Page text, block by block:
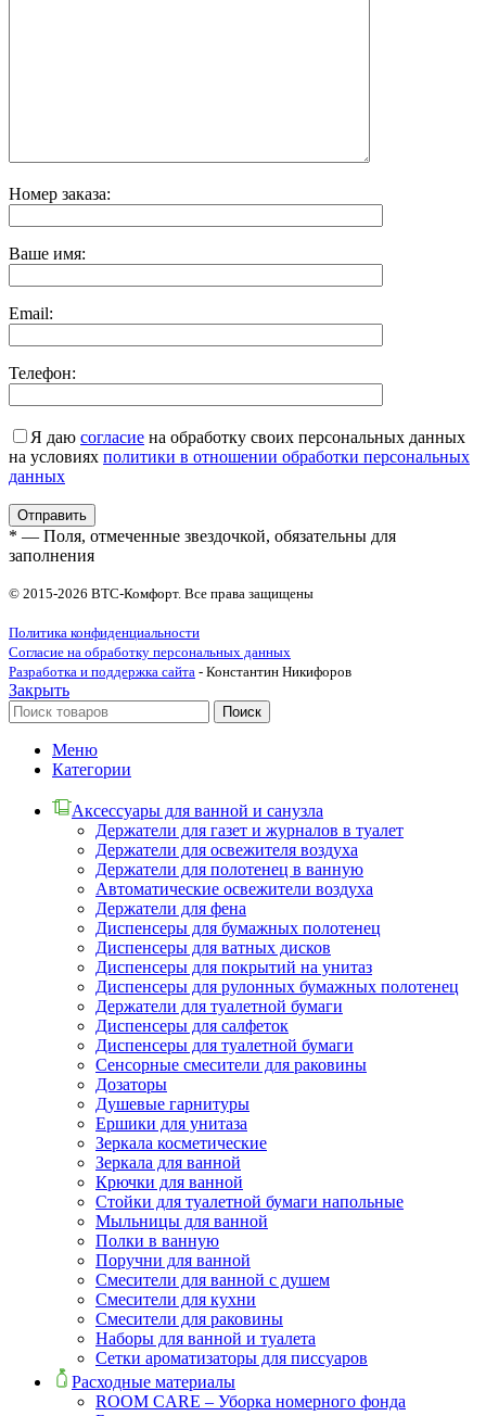
Номер заказа:
Ваше имя:
Email:
Телефон:
Я даю согласие на обработку своих персональных данных
на условиях политики в отношении обработки персональных
данных
* — Поля, отмеченные звездочкой, обязательны для
заполнения
© 2015-2026 ВТС-Комфорт. Все права защищены
Политика конфиденциальности
Согласие на обработку персональных данных
Разработка и поддержка сайта - Константин Никифоров
Закрыть
Поиск
Меню
Категории
Аксессуары для ванной и санузла
Держатели для газет и журналов в туалет
Держатели для освежителя воздуха
Держатели для полотенец в ванную
Автоматические освежители воздуха
Держатели для фена
Диспенсеры для бумажных полотенец
Диспенсеры для ватных дисков
Диспенсеры для покрытий на унитаз
Диспенсеры для рулонных бумажных полотенец
Держатели для туалетной бумаги
Диспенсеры для салфеток
Диспенсеры для туалетной бумаги
Сенсорные смесители для раковины
Дозаторы
Душевые гарнитуры
Ершики для унитаза
Зеркала косметические
Зеркала для ванной
Крючки для ванной
Стойки для туалетной бумаги напольные
Мыльницы для ванной
Полки в ванную
Поручни для ванной
Смесители для ванной с душем
Смесители для кухни
Смесители для раковины
Наборы для ванной и туалета
Сетки ароматизаторы для писсуаров
Расходные материалы
ROOM CARE – Уборка номерного фонда